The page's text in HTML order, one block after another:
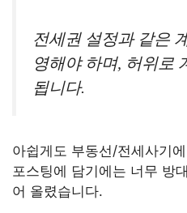
전세권 설정과 같은
영해야 하며, 허위로
됩니다.
아쉽게도 부동선/전세사기
포스팅에 담기에는 너무 방
어 올렸습니다.